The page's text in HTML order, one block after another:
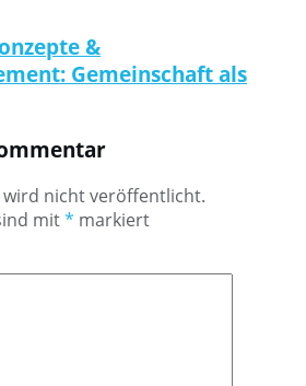
&
Gemeinschaft als
wird nicht veröffentlicht.
mit* markiert